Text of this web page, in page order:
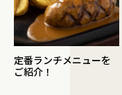
定番ランチメニューを
ご紹介！